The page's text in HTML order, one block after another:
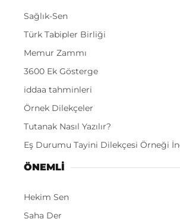
Sağlık-Sen
Türk Tabipler Birliği
Memur Zammı
3600 Ek Gösterge
iddaa tahminleri
Örnek Dilekçeler
Tutanak Nasıl Yazılır?
Eş Durumu Tayini Dilekçesi Örneği
ÖNEMLI
Hekim Sen
Saha Der